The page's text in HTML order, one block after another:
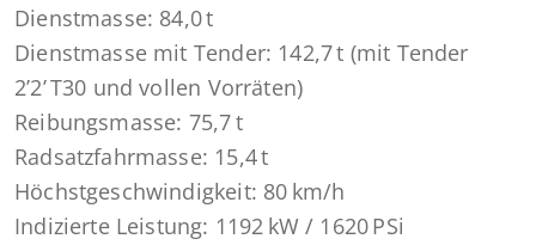
Dienstmasse: 84,0 t
Dienstmasse mit Tender: 142,7 t (mit Tender
2’2’ T30 und vollen Vorräten)
Reibungsmasse: 75,7 t
Radsatzfahrmasse: 15,4 t
Höchstgeschwindigkeit: 80 km/h
Indizierte Leistung: 1192 kW / 1620 PSi